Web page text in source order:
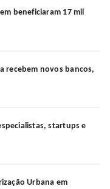
beneficiaram 17 mil
recebem novos bancos,
startups e
Urbana em